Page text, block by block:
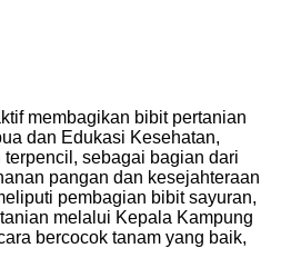
membagikan bibit pertanian
dan Edukasi Kesehatan,
sebagai bagian dari
pangan dan kesejahteraan
pembagian bibit sayuran,
melalui Kepala Kampung
bercocok tanam yang baik,